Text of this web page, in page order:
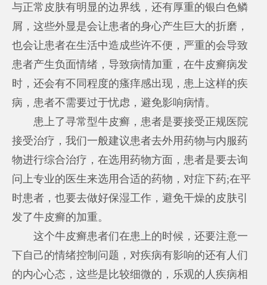
与正常皮肤有明显的边界线，还有厚重的银白色鳞
屑，这些外显是会让患者的身心产生巨大的折磨，
也会让患者在生活中造成些许不便，严重的会导致
患者产生负面情绪，导致病情加重，在牛皮癣病发
时，还会有不同程度的瘙痒感出现，患上这样的疾
病，患者不需要过于忧虑，避免影响病情。
患上了寻常型牛皮癣，患者是要接受正规医院
接受治疗，我们一般建议患者去外用药物与内服药
物进行综合治疗，在选用药物方面，患者是要去询
问上专业的医生来选用合适的药物，对症下药;在平
时患者，也要去做好保湿工作，避免干燥的皮肤引
发了牛皮癣的加重。
这个牛皮癣患者们在患上的时候，还要注意一
下自己的情绪控制问题，对疾病有影响的还有人们
的内心心态，这些是比较细微的，乐观的人疾病相